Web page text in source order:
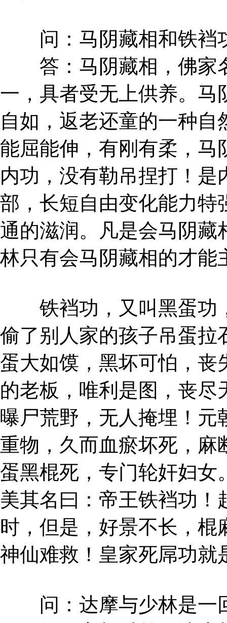
问：马阴藏相和铁裆
答：马阴藏相，佛家
一，具者受无上供养。马
自如，返老还童的一种
能屈能伸，有刚有柔，马
内功，没有勒吊捏打！
部，长短自由变化能力特
通的滋润。凡是会马阴藏
林只有会马阴藏相的才能
铁裆功，又叫黑蛋功
偷了别人家的孩子吊蛋拉
蛋大如馍，黑坏可怕，丧
的老板，唯利是图，丧
曝尸荒野，无人掩埋！元
重物，久而血瘀坏死，麻
蛋黑棍死，专门轮奸妇女
美其名曰：帝王铁裆功
时，但是，好景不长，
神仙难救！皇家死屌功就
问：达摩与少林是一